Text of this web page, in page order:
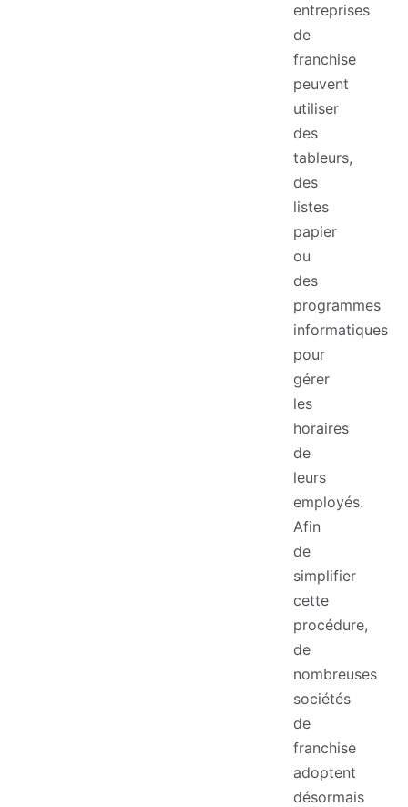
entreprises
de
franchise
peuvent
utiliser
des
tableurs,
des
listes
papier
ou
des
programmes
informatiques
pour
gérer
les
horaires
de
leurs
employés.
Afin
de
simplifier
cette
procédure,
de
nombreuses
sociétés
de
franchise
adoptent
désormais